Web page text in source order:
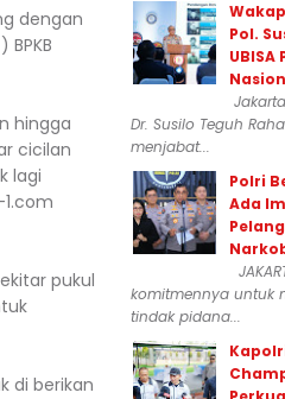
dengan
hingga
cicilan
lagi
pukul
di berikan
Pol.
Dr. Susilo Teguh
menjabat...
Polri
Ada
komitmennya untuk
tindak pidana...